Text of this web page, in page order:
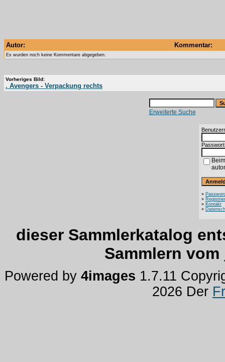
Autor: Kommentar:
Es wurden noch keine Kommentare abgegeben.
Vorheriges Bild:
. Avengers - Verpackung rechts
Erweiterte Suche
»
»
» Kontakt
»
dieser Sammlerkatalog
Sammlern vom
Powered by 4images 1.7.11
2026 Der